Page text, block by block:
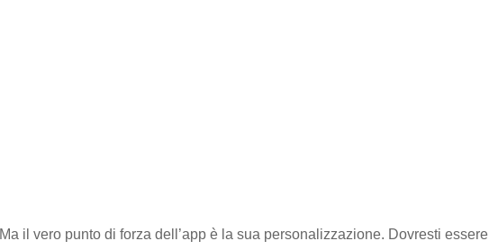
Ma il vero punto di forza dell’app è la sua personalizzazione. Dovresti essere